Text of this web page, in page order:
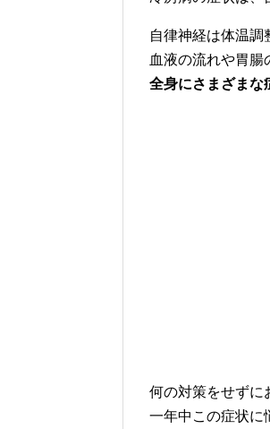
自律神経は体温調
血液の流れや胃腸
全身にさまざまな
何の対策をせずに
一年中この症状に